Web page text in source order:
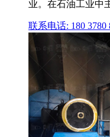
业。在石油工业中
联系电话: 180 3780